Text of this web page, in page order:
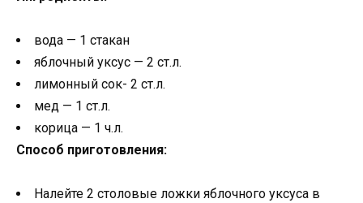
вода — 1 стакан
яблочный уксус — 2 ст.л.
лимонный сок- 2 ст.л.
мед — 1 ст.л.
корица — 1 ч.л.
Способ приготовления:
Налейте 2 столовые ложки яблочного уксуса в